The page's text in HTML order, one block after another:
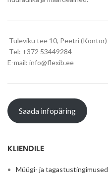
Tuleviku tee 10, Peetri (Kontor)
Tel: +372 53449284
E-mail: info@flexib.ee
Saada infopäring
KLIENDILE
Müügi- ja tagastustingimused